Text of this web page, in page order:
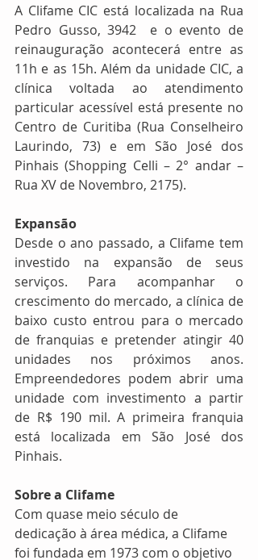
A Clifame CIC está localizada na Rua
Pedro Gusso, 3942  e o evento de
reinauguração acontecerá entre as
11h e as 15h. Além da unidade CIC, a
clínica voltada ao atendimento
particular acessível está presente no
Centro de Curitiba (Rua Conselheiro
Laurindo, 73) e em São José dos
Pinhais (Shopping Celli – 2° andar –
Rua XV de Novembro, 2175).
Expansão
Desde o ano passado, a Clifame tem
investido na expansão de seus
serviços. Para acompanhar o
crescimento do mercado, a clínica de
baixo custo entrou para o mercado
de franquias e pretender atingir 40
unidades nos próximos anos.
Empreendedores podem abrir uma
unidade com investimento a partir
de R$ 190 mil. A primeira franquia
está localizada em São José dos
Pinhais.
Sobre a Clifame
Com quase meio século de
dedicação à área médica, a Clifame
foi fundada em 1973 com o objetivo